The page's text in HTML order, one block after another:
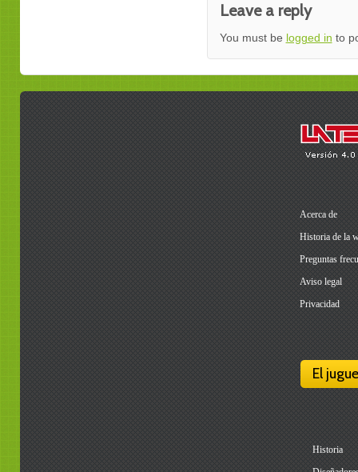
Leave a reply
You must be logged in to
Acerca de
Historia de la
Preguntas
Aviso legal
Privacidad
El
Historia